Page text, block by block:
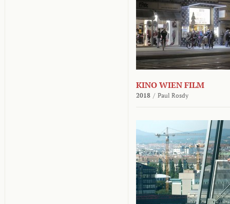
KINO WIEN FILM
2018 / Paul Rosdy